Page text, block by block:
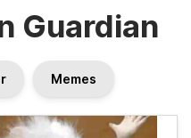
Guardian
Memes